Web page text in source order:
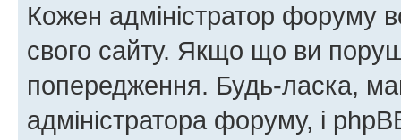
Кожен адміністратор форуму
свого сайту. Якщо що ви
попередження. Будь-ласка,
адміністратора форуму, і